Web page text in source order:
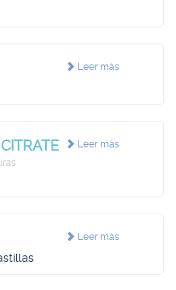
Leer más
Leer más
Leer más